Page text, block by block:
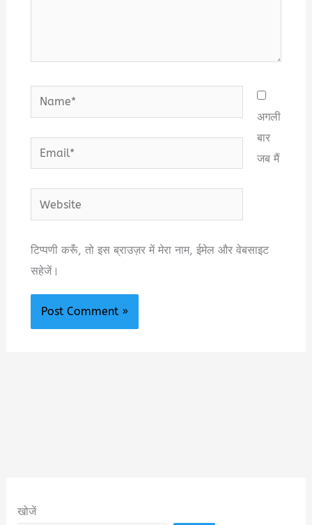
Name*
Email*
Website
अगली
बार
जब मैं
टिप्पणी करूँ, तो इस ब्राउज़र में मेरा नाम, ईमेल और वेबसाइट
सहेजें।
खोजें